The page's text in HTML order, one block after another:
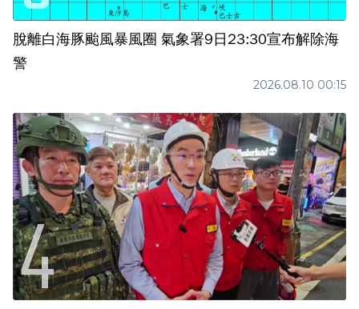
脫離白海豚颱風暴風圈 氣象署9日23:30宣布解除海
警
2026.08.10 00:15